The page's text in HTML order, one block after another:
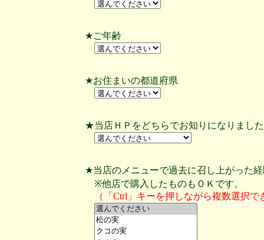
★ご年齢
★お住まいの都道府県
★当店ＨＰをどちらでお知りになりまし
★当店のメニューで過去に召し上がった
※他店で購入したものもＯＫです。
（「Ctrl」キーを押しながら複数選択で